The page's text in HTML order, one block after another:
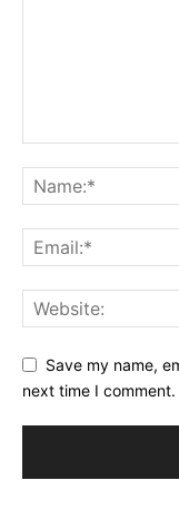
Save my name,
next time I comment.